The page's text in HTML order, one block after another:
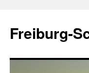
springen
Freiburg-